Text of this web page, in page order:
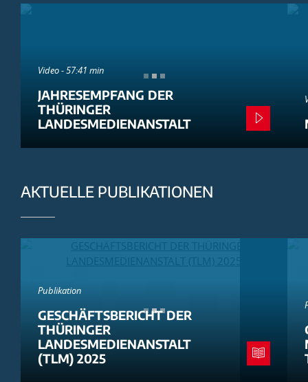
Video - 57:41 min
JAHRESEMPFANG DER
THÜRINGER
LANDESMEDIENANSTALT
AKTUELLE PUBLIKATIONEN
Publikation
GESCHÄFTSBERICHT DER
THÜRINGER
LANDESMEDIENANSTALT
(TLM) 2025